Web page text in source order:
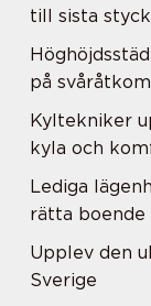
till sista
på
Kyltekniker
kyla och
Lediga
rätta boende
Upplev den
Sverige